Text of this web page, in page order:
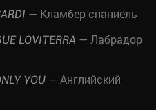
— Кламбер спаниель
LOVITERRA — Лабрадор
YOU — Английский